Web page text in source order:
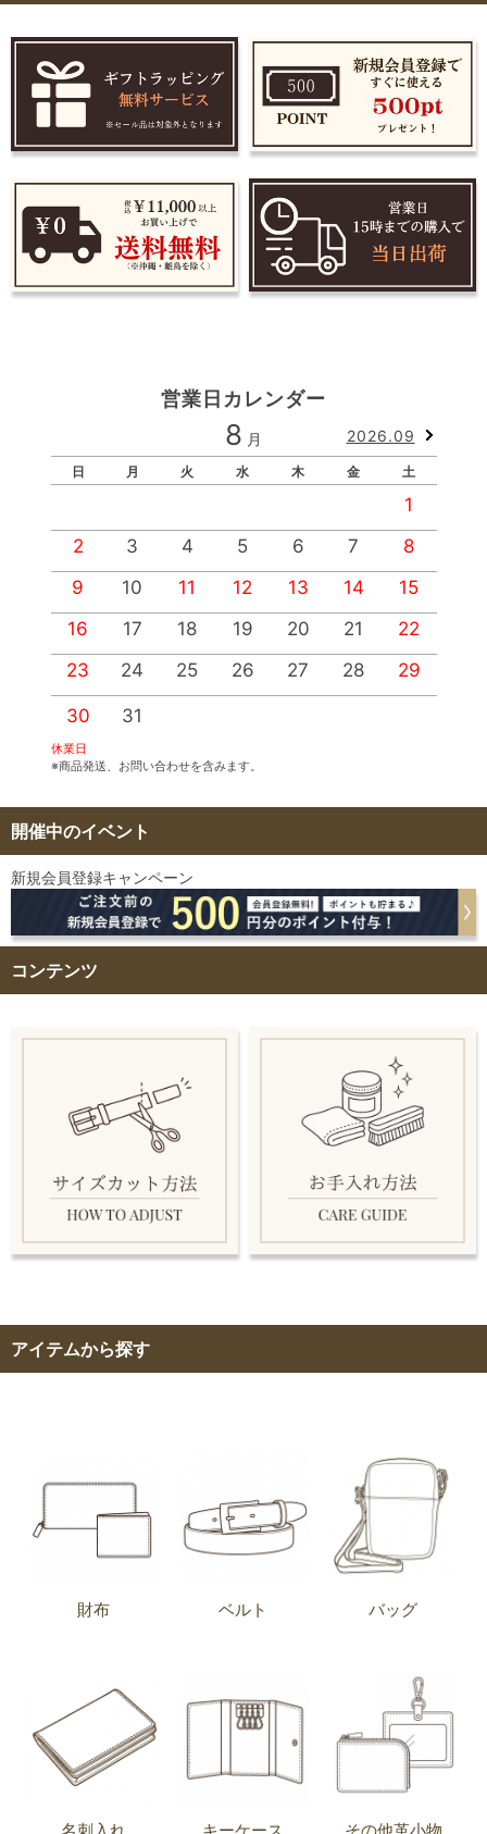
営業日カレンダー
8 月 2026.09
日 月 火 水 木 金 土
1
2
3 4 5 6 7
8
9
10 11 12 13 14
15
16
17 18 19 20 21
22
23
24 25 26 27 28 29
30 31
休業日
※商品発送、お問い合わせを含みます。
開催中のイベント
新規会員登録キャンペーン
コンテンツ
アイテムから探す
財布 ベルト バッグ